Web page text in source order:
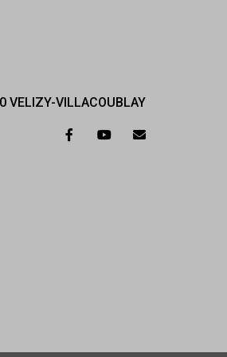
VELIZY-VILLACOUBLAY